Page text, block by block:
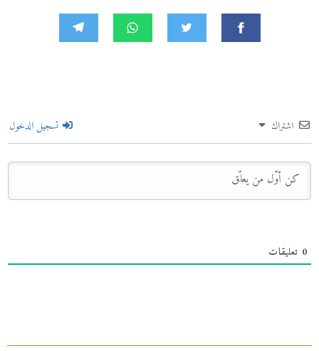
اشتراك تسجيل الدخول
0 تعليقات